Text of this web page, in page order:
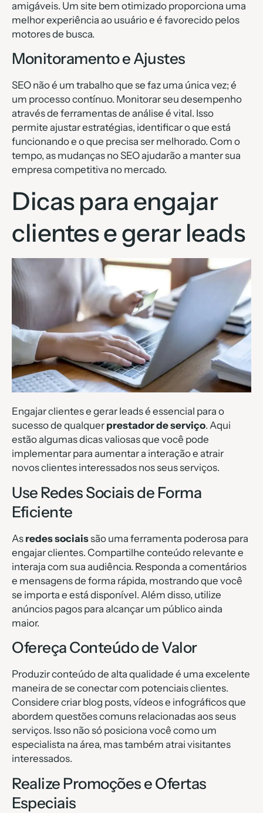
amigáveis. Um site bem otimizado proporciona uma
melhor experiência ao usuário e é favorecido pelos
motores de busca.
Monitoramento e Ajustes
SEO não é um trabalho que se faz uma única vez; é
um processo contínuo. Monitorar seu desempenho
através de ferramentas de análise é vital. Isso
permite ajustar estratégias, identificar o que está
funcionando e o que precisa ser melhorado. Com o
tempo, as mudanças no SEO ajudarão a manter sua
empresa competitiva no mercado.
Dicas para engajar
clientes e gerar leads
Engajar clientes e gerar leads é essencial para o
sucesso de qualquer prestador de serviço. Aqui
estão algumas dicas valiosas que você pode
implementar para aumentar a interação e atrair
novos clientes interessados nos seus serviços.
Use Redes Sociais de Forma
Eficiente
As redes sociaissão uma ferramenta poderosa para
engajar clientes. Compartilhe conteúdo relevante e
interaja com sua audiência. Responda a comentários
e mensagens de forma rápida, mostrando que você
se importa e está disponível. Além disso, utilize
anúncios pagos para alcançar um público ainda
maior.
Ofereça Conteúdo de Valor
Produzir conteúdo de alta qualidade é uma excelente
maneira de se conectar com potenciais clientes.
Considere criar blog posts, vídeos e infográficos que
abordem questões comuns relacionadas aos seus
serviços. Isso não só posiciona você como um
especialista na área, mas também atrai visitantes
interessados.
Realize Promoções e Ofertas
Especiais